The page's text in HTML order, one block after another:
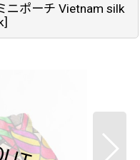
ニポーチ Vietnam silk
]